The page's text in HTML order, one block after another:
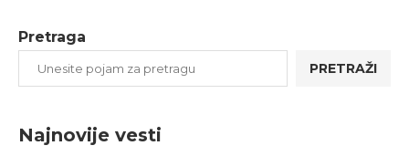
Pretraga
PRETRAŽI
Najnovije vesti